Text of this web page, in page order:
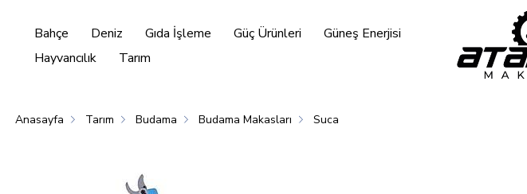
Bahçe Deniz Gıda İşleme Güç Ürünleri
Güneş Enerjisi
Hayvancılık
Tarım
Anasayfa Tarım Budama Budama Makasları Suca